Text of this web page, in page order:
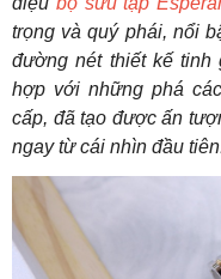
trọng và quý phái, nổi
đường nét thiết kế tinh
hợp với những phá
cấp, đã tạo được ấn
ngay từ cái nhìn đầu